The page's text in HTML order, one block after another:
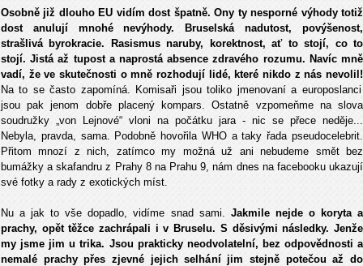
Osobně již dlouho EU vidím dost špatně. Ony ty nesporné výhody totiž
dost anulují mnohé nevýhody. Bruselská nadutost, povýšenost,
strašlivá byrokracie. Rasismus naruby, korektnost, ať to stojí, co to
stojí. Jistá až tupost a naprostá absence zdravého rozumu. Navíc mně
vadí, že ve skutečnosti o mně rozhodují lidé, které nikdo z nás nevolil!
Na to se často zapomíná. Komisaři jsou toliko jmenovaní a europoslanci
jsou pak jenom dobře placený kompars. Ostatně vzpomeňme na slova
soudružky „von Lejnové“ vloni na počátku jara - nic se přece neděje...
Nebyla, pravda, sama. Podobně hovořila WHO a taky řada pseudocelebrit.
Přitom mnozí z nich, zatímco my možná už ani nebudeme smět bez
bumážky a skafandru z Prahy 8 na Prahu 9, nám dnes na facebooku ukazují
své fotky a rady z exotických míst.
Nu a jak to vše dopadlo, vidíme snad sami. Jakmile nejde o koryta a
prachy, opět těžce zachrápali i v Bruselu. S děsivými následky. Jenže
my jsme jim u trika. Jsou prakticky neodvolatelní, bez odpovědnosti a
nemalé prachy přes zjevné jejich selhání jim stejně potečou až do